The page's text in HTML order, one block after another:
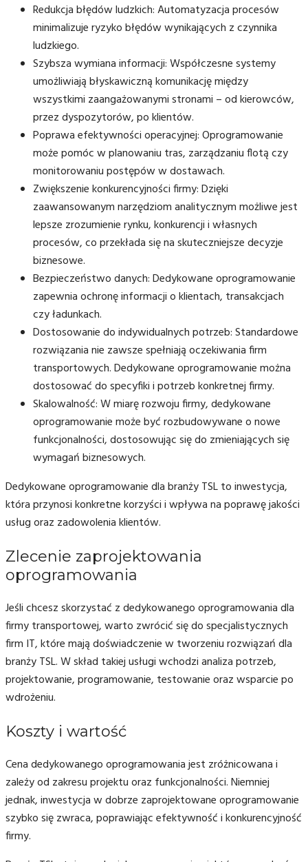
Redukcja błędów ludzkich: Automatyzacja procesów
minimalizuje ryzyko błędów wynikających z czynnika
ludzkiego.
Szybsza wymiana informacji: Współczesne systemy
umożliwiają błyskawiczną komunikację między
wszystkimi zaangażowanymi stronami – od kierowców,
przez dyspozytorów, po klientów.
Poprawa efektywności operacyjnej: Oprogramowanie
może pomóc w planowaniu tras, zarządzaniu flotą czy
monitorowaniu postępów w dostawach.
Zwiększenie konkurencyjności firmy: Dzięki
zaawansowanym narzędziom analitycznym możliwe jest
lepsze zrozumienie rynku, konkurencji i własnych
procesów, co przekłada się na skuteczniejsze decyzje
biznesowe.
Bezpieczeństwo danych: Dedykowane oprogramowanie
zapewnia ochronę informacji o klientach, transakcjach
czy ładunkach.
Dostosowanie do indywidualnych potrzeb: Standardowe
rozwiązania nie zawsze spełniają oczekiwania firm
transportowych. Dedykowane oprogramowanie można
dostosować do specyfiki i potrzeb konkretnej firmy.
Skalowalność: W miarę rozwoju firmy, dedykowane
oprogramowanie może być rozbudowywane o nowe
funkcjonalności, dostosowując się do zmieniających się
wymagań biznesowych.
Dedykowane oprogramowanie dla branży TSL to inwestycja,
która przynosi konkretne korzyści i wpływa na poprawę jakości
usług oraz zadowolenia klientów.
Zlecenie zaprojektowania
oprogramowania
Jeśli chcesz skorzystać z dedykowanego oprogramowania dla
firmy transportowej, warto zwrócić się do specjalistycznych
firm IT, które mają doświadczenie w tworzeniu rozwiązań dla
branży TSL. W skład takiej usługi wchodzi analiza potrzeb,
projektowanie, programowanie, testowanie oraz wsparcie po
wdrożeniu.
Koszty i wartość
Cena dedykowanego oprogramowania jest zróżnicowana i
zależy od zakresu projektu oraz funkcjonalności. Niemniej
jednak, inwestycja w dobrze zaprojektowane oprogramowanie
szybko się zwraca, poprawiając efektywność i konkurencyjność
firmy.